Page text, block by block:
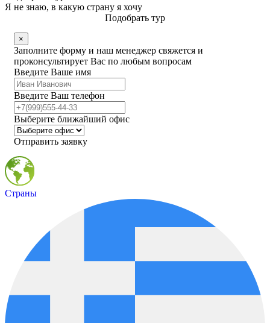
Я не знаю, в какую страну я хочу
Подобрать тур
×
Заполните форму и наш менеджер свяжется и
проконсультирует Вас по любым вопросам
Введите Ваше имя
Введите Ваш телефон
Выберите ближайший офис
Отправить заявку
Страны